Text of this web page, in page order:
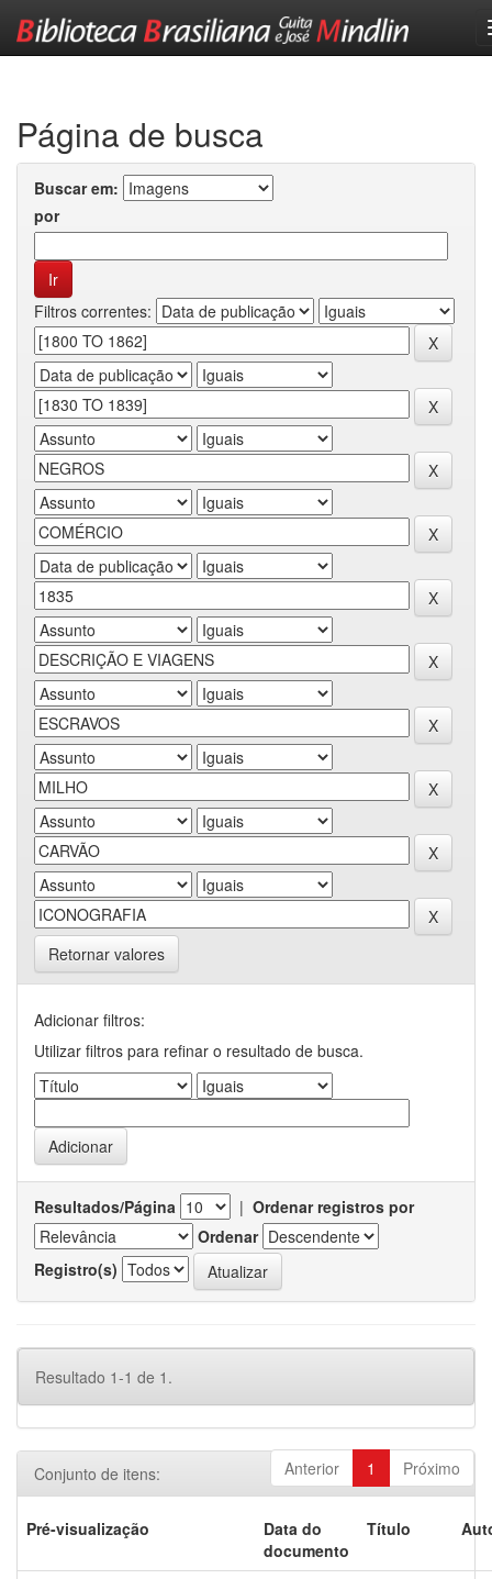
Página de busca
Buscar em:
por
Filtros correntes:
Retornar valores
Adicionar filtros:
Utilizar filtros para refinar o resultado de busca.
Resultados/Página | Ordenar registros por
Ordenar
Registro(s)
Resultado 1-1 de 1.
Anterior 1 Próximo
Conjunto de itens:
Pré-visualização
Data do
documento
Título